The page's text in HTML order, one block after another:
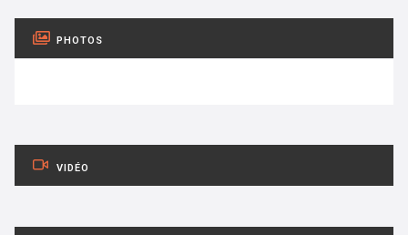
PHOTOS
VIDÉO